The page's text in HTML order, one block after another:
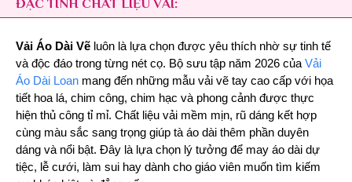
ĐẶC TÍNH CHẤT LIỆU VẢI:
Vải Áo Dài Vẽ luôn là lựa chọn được yêu thích nhờ sự tinh tế
và độc đáo trong từng nét cọ. Bộ sưu tập năm 2026 của Vải
Áo Dài Loan mang đến những mẫu vải vẽ tay cao cấp với họa
tiết hoa lá, chim công, chim hạc và phong cảnh được thực
hiện thủ công tỉ mỉ. Chất liệu vải mềm mịn, rũ dáng kết hợp
cùng màu sắc sang trọng giúp tà áo dài thêm phần duyên
dáng và nổi bật. Đây là lựa chọn lý tưởng để may áo dài dự
tiệc, lễ cưới, làm sui hay dành cho giáo viên muốn tìm kiếm